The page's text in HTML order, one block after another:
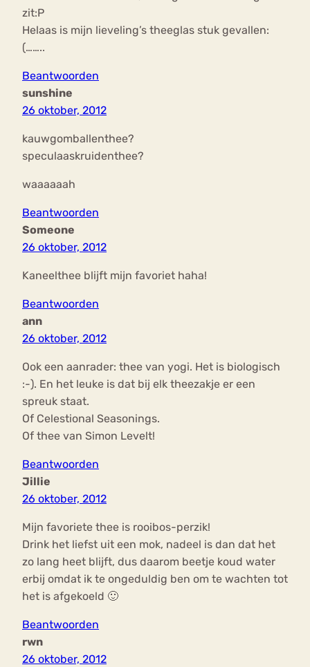
zit:P
Helaas is mijn lieveling’s theeglas stuk gevallen:
(……..
Beantwoorden
sunshine
26 oktober, 2012
kauwgomballenthee?
speculaaskruidenthee?
waaaaaah
Beantwoorden
Someone
26 oktober, 2012
Kaneelthee blijft mijn favoriet haha!
Beantwoorden
ann
26 oktober, 2012
Ook een aanrader: thee van yogi. Het is biologisch
:-). En het leuke is dat bij elk theezakje er een
spreuk staat.
Of Celestional Seasonings.
Of thee van Simon Levelt!
Beantwoorden
Jillie
26 oktober, 2012
Mijn favoriete thee is rooibos-perzik!
Drink het liefst uit een mok, nadeel is dan dat het
zo lang heet blijft, dus daarom beetje koud water
erbij omdat ik te ongeduldig ben om te wachten tot
het is afgekoeld 🙂
Beantwoorden
rwn
26 oktober, 2012